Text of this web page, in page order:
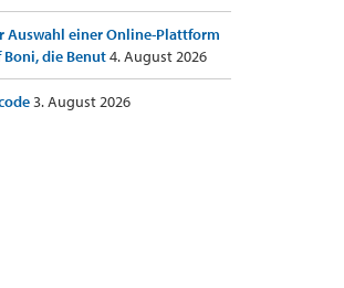
Auswahl einer Online-Plattform
die Benut4. August 2026
3. August 2026